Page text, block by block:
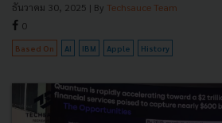
ธันวาคม 30, 2025 | By Techsauce Team
0
Based On AI IBM Apple History